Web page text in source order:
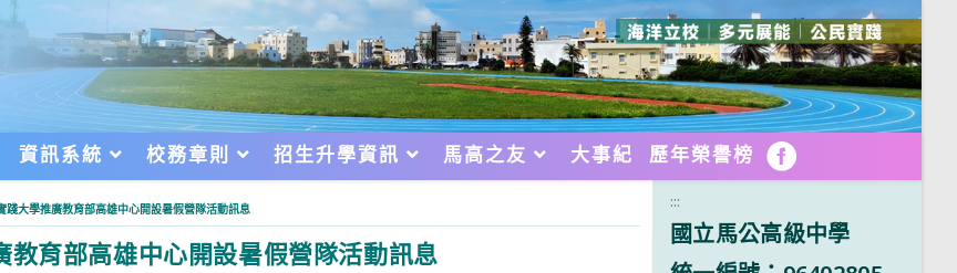
資訊系統 校務章則 招生升學資訊 馬高之友 大事紀 歷年榮譽榜 FB
踐大學推廣教育部高雄中心開設暑假營隊活動訊息
教育部高雄中心開設暑假營隊活動訊息
:::
國立馬公高級中學